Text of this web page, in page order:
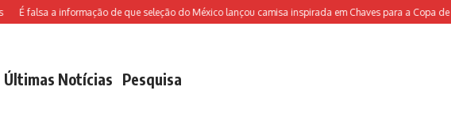
falsa a informação de que seleção do México lançou camisa inspirada em Chaves para a Copa de 2026
Últimas Notícias Pesquisa